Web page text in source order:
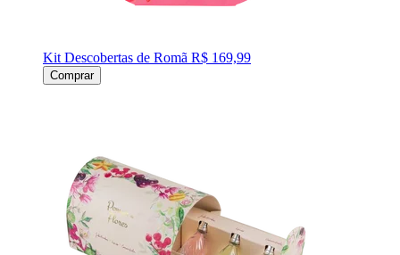
Kit Descobertas de Romã R$ 169,99
Comprar